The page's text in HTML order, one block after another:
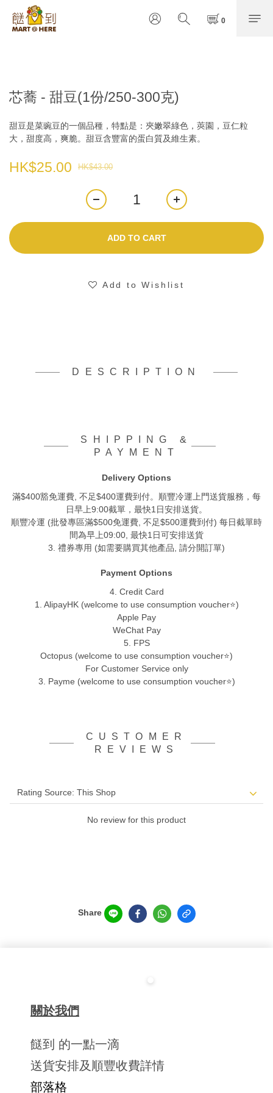
芯蕎 - 甜豆(1份/250-300克)
甜豆是菜豌豆的一個品種，特點是：夾嫩翠綠色，莢園，豆仁粒
大，甜度高，爽脆。甜豆含豐富的蛋白質及維生素。
HK$43.00
HK$25.00
ADD TO CART
Add to Wishlist
DESCRIPTION
SHIPPING &
PAYMENT
Delivery Options
滿$400豁免運費, 不足$400運費到付。順豐冷運上門送貨服務，每
日早上9:00截單，最快1日安排送貨。
順豐冷運 (批發專區滿$500免運費, 不足$500運費到付) 每日截單時
間為早上09:00, 最快1日可安排送貨
3. 禮券專用 (如需要購買其他產品, 請分開訂單)
Payment Options
4. Credit Card
1. AlipayHK (welcome to use consumption voucher⭐)
Apple Pay
WeChat Pay
5. FPS
Octopus (welcome to use consumption voucher⭐)
For Customer Service only
3. Payme (welcome to use consumption voucher⭐)
CUSTOMER
REVIEWS
No review for this product
Share
關於我們
餸到 的一點一滴
送貨安排及順豐收費詳情
部落格